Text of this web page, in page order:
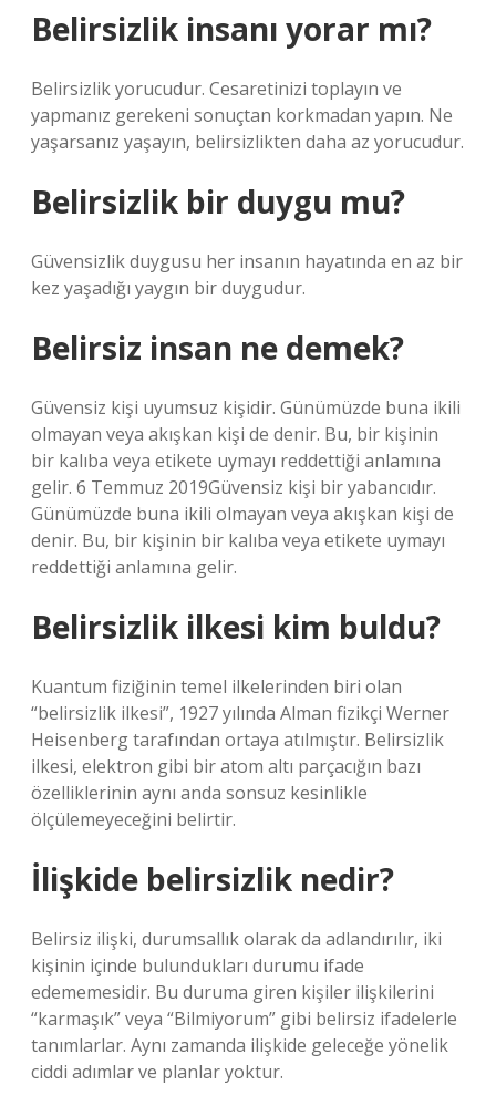
Belirsizlik insanı yorar mı?
Belirsizlik yorucudur. Cesaretinizi toplayın ve
yapmanız gerekeni sonuçtan korkmadan yapın. Ne
yaşarsanız yaşayın, belirsizlikten daha az yorucudur.
Belirsizlik bir duygu mu?
Güvensizlik duygusu her insanın hayatında en az bir
kez yaşadığı yaygın bir duygudur.
Belirsiz insan ne demek?
Güvensiz kişi uyumsuz kişidir. Günümüzde buna ikili
olmayan veya akışkan kişi de denir. Bu, bir kişinin
bir kalıba veya etikete uymayı reddettiği anlamına
gelir. 6 Temmuz 2019Güvensiz kişi bir yabancıdır.
Günümüzde buna ikili olmayan veya akışkan kişi de
denir. Bu, bir kişinin bir kalıba veya etikete uymayı
reddettiği anlamına gelir.
Belirsizlik ilkesi kim buldu?
Kuantum fiziğinin temel ilkelerinden biri olan
“belirsizlik ilkesi”, 1927 yılında Alman fizikçi Werner
Heisenberg tarafından ortaya atılmıştır. Belirsizlik
ilkesi, elektron gibi bir atom altı parçacığın bazı
özelliklerinin aynı anda sonsuz kesinlikle
ölçülemeyeceğini belirtir.
İlişkide belirsizlik nedir?
Belirsiz ilişki, durumsallık olarak da adlandırılır, iki
kişinin içinde bulundukları durumu ifade
edememesidir. Bu duruma giren kişiler ilişkilerini
“karmaşık” veya “Bilmiyorum” gibi belirsiz ifadelerle
tanımlarlar. Aynı zamanda ilişkide geleceğe yönelik
ciddi adımlar ve planlar yoktur.